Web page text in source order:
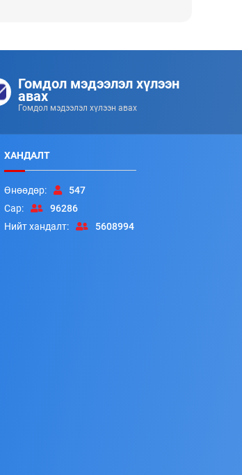
Гомдол мэдээлэл хүлээн
авах
Гомдол мэдээлэл хүлээн авах
ХАНДАЛТ
Өнөөдөр:
547
Сар:
96286
Нийт хандалт:
5608994